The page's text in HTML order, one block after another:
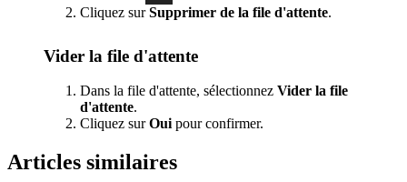
Cliquez surSupprimer de la file d'attente.
Vider la file d'attente
Dans la file d'attente, sélectionnez Vider la file
d'attente.
Cliquez surOuipour confirmer.
Articles similaires